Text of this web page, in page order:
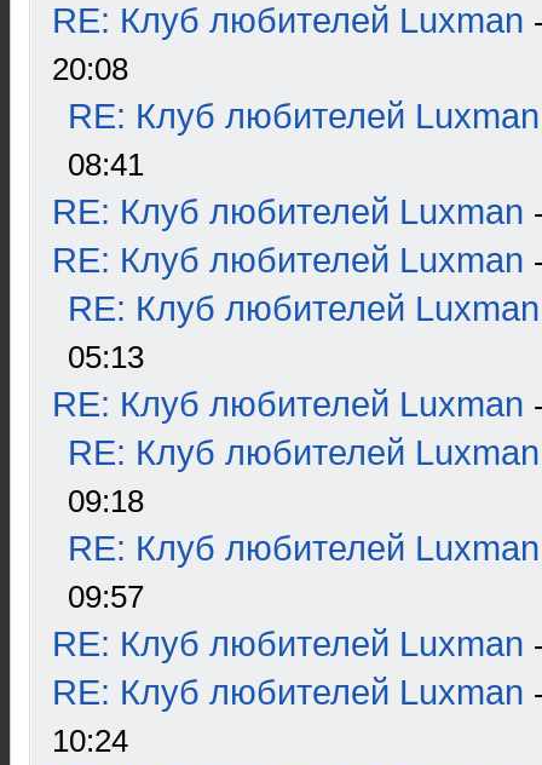
RE: Клуб любителей Luxman
20:08
RE: Клуб любителей Luxman
08:41
RE: Клуб любителей Luxman
RE: Клуб любителей Luxman
RE: Клуб любителей Luxman
05:13
RE: Клуб любителей Luxman
RE: Клуб любителей Luxman
09:18
RE: Клуб любителей Luxman
09:57
RE: Клуб любителей Luxman
RE: Клуб любителей Luxman
10:24